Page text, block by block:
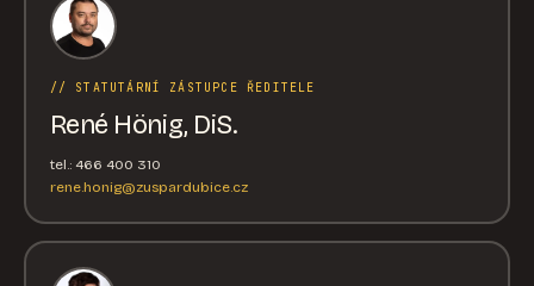
// STATUTÁRNÍ ZÁSTUPCE ŘEDITELE
René Hönig, DiS.
tel.: 466 400 310
rene.honig@zuspardubice.cz